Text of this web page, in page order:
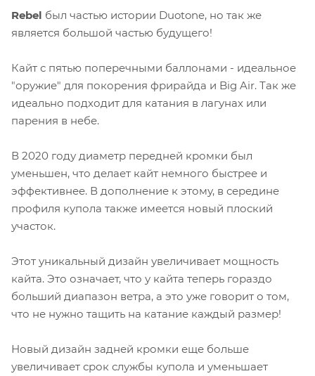
Rebel был частью истории Duotone, но так же
является большой частью будущего!
Кайт с пятью поперечными баллонами - идеальное
"оружие" для покорения фрирайда и Big Air. Так же
идеально подходит для катания в лагунах или
парения в небе.
В 2020 году диаметр передней кромки был
уменьшен, что делает кайт немного быстрее и
эффективнее. В дополнение к этому, в середине
профиля купола также имеется новый плоский
участок.
Этот уникальный дизайн увеличивает мощность
кайта. Это означает, что у кайта теперь гораздо
больший диапазон ветра, а это уже говорит о том,
что не нужно тащить на катание каждый размер!
Новый дизайн задней кромки еще больше
увеличивает срок службы купола и уменьшает